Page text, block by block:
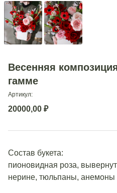
Весенняя
гамме
Артикул:
20000,00 ₽
Состав букета:
пионовидная роза,
нерине, тюльпаны, анемоны